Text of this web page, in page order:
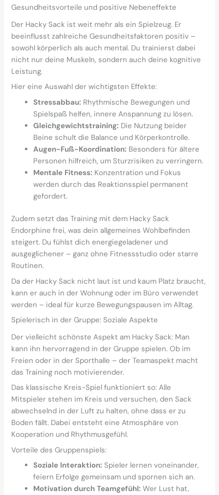
Gesundheitsvorteile und positive Nebeneffekte
Der Hacky Sack ist weit mehr als ein Spielzeug. Er
beeinflusst zahlreiche Gesundheitsfaktoren positiv –
sowohl körperlich als auch mental. Du trainierst dabei
nicht nur deine Muskeln, sondern auch deine kognitive
Leistung.
Hier eine Auswahl der wichtigsten Effekte:
Stressabbau: Rhythmische Bewegungen und
Spielspaß helfen, innere Anspannung zu lösen.
Gleichgewichtstraining: Die Nutzung beider
Beine schult die Balance und Körperkontrolle.
Augen-Fuß-Koordination: Besonders für ältere
Personen hilfreich, um Sturzrisiken zu verringern.
Mentale Fitness: Konzentration und Fokus
werden durch das Reaktionsspiel permanent
gefordert.
Zudem setzt das Training mit dem Hacky Sack
Endorphine frei, was dein allgemeines Wohlbefinden
steigert. Du fühlst dich energiegeladener und
ausgeglichener – ganz ohne Fitnessstudio oder starre
Routinen.
Da der Hacky Sack nicht laut ist und kaum Platz braucht,
kann er auch in der Wohnung oder im Büro verwendet
werden – ideal für kurze Bewegungspausen im Alltag.
Spielerisch in der Gruppe: Soziale Aspekte
Der vielleicht schönste Aspekt am Hacky Sack: Man
kann ihn hervorragend in der Gruppe spielen. Ob im
Freien oder in der Sporthalle – der Teamaspekt macht
das Training noch motivierender.
Das klassische Kreis-Spiel funktioniert so: Alle
Mitspieler stehen im Kreis und versuchen, den Sack
abwechselnd in der Luft zu halten, ohne dass er zu
Boden fällt. Dabei entsteht eine Atmosphäre von
Kooperation und Rhythmusgefühl.
Vorteile des Gruppenspiels:
Soziale Interaktion: Spieler lernen voneinander,
feiern Erfolge gemeinsam und spornen sich an.
Motivation durch Teamgefühl: Wer Lust hat,